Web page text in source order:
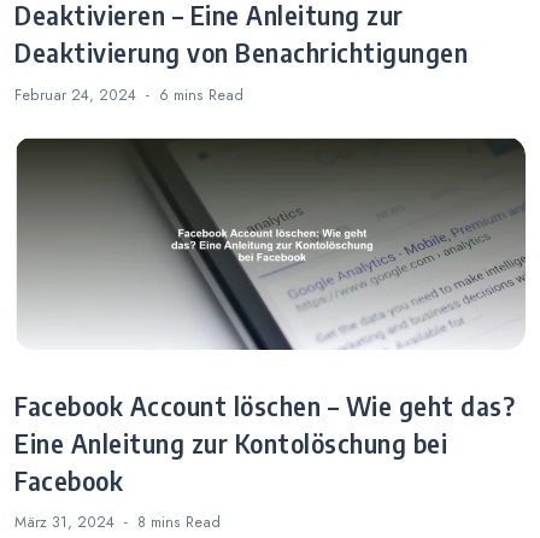
Deaktivieren – Eine Anleitung zur
Deaktivierung von Benachrichtigungen
Februar 24, 2024 6 mins Read
Facebook Account löschen – Wie geht das?
Eine Anleitung zur Kontolöschung bei
Facebook
März 31, 2024 8 mins Read